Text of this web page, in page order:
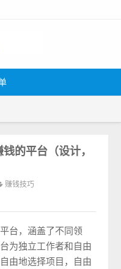
的平台（设计，
赚钱技巧
台，涵盖了不同领
为独立工作者和自由
由地选择项目，自由